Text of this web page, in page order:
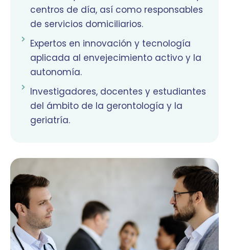
centros de día, así como responsables
de servicios domiciliarios.
Expertos en innovación y tecnología
aplicada al envejecimiento activo y la
autonomía.
Investigadores, docentes y estudiantes
del ámbito de la gerontología y la
geriatría.